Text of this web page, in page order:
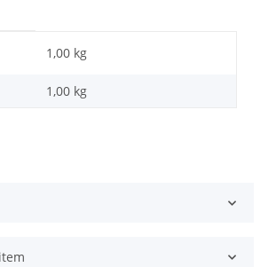
1,00 kg
1,00 kg